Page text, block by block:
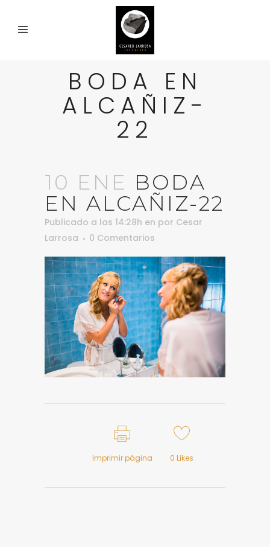
BODA EN
ALCAÑIZ-
22
10 ENE BODA
EN ALCAÑIZ-22
Publicado a las 14:28h en por Cesar
Larrosa
0 Comentarios
Imprimir página 0 Likes